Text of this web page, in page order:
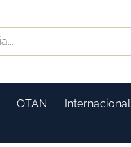
OTAN Internacional